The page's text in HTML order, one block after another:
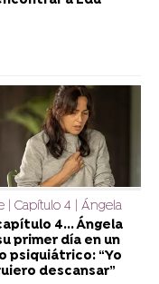
| Capítulo 4 | Ángela
4... Ángela
primer día en un
psiquiátrico: “Yo
descansar”